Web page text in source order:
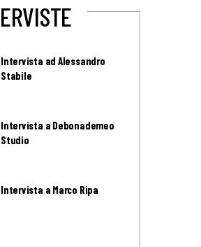
Intervista ad Alessandro
Stabile
Intervista a Debonademeo
Studio
Intervista a Marco Ripa